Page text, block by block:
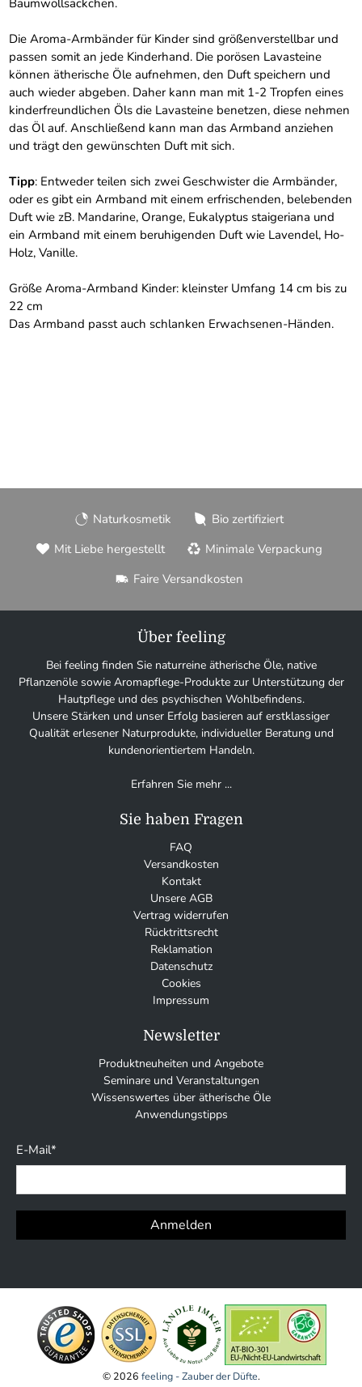
Baumwollsäckchen.
Die Aroma-Armbänder für Kinder sind größenverstellbar und
passen somit an jede Kinderhand. Die porösen Lavasteine
können ätherische Öle aufnehmen, den Duft speichern und
auch wieder abgeben. Daher kann man mit 1-2 Tropfen eines
kinderfreundlichen Öls die Lavasteine benetzen, diese nehmen
das Öl auf. Anschließend kann man das Armband anziehen
und trägt den gewünschten Duft mit sich.
Tipp: Entweder teilen sich zwei Geschwister die Armbänder,
oder es gibt ein Armband mit einem erfrischenden, belebenden
Duft wie zB. Mandarine, Orange, Eukalyptus staigeriana und
ein Armband mit einem beruhigenden Duft wie Lavendel, Ho-
Holz, Vanille.
Größe Aroma-Armband Kinder: kleinster Umfang 14 cm bis zu
22 cm
Das Armband passt auch schlanken Erwachsenen-Händen.
Naturkosmetik
Bio zertifiziert
Mit Liebe hergestellt
Minimale Verpackung
Faire Versandkosten
Über feeling
Bei feeling finden Sie naturreine ätherische Öle, native
Pflanzenöle sowie Aromapflege-Produkte zur Unterstützung der
Hautpflege und des psychischen Wohlbefindens.
Unsere Stärken und unser Erfolg basieren auf erstklassiger
Qualität erlesener Naturprodukte, individueller Beratung und
kundenorientiertem Handeln.
Erfahren Sie mehr ...
Sie haben Fragen
FAQ
Versandkosten
Kontakt
Unsere AGB
Vertrag widerrufen
Rücktrittsrecht
Reklamation
Datenschutz
Cookies
Impressum
Newsletter
Produktneuheiten und Angebote
Seminare und Veranstaltungen
Wissenswertes über ätherische Öle
Anwendungstipps
E-Mail*
Anmelden
© 2026 feeling - Zauber der Düfte.